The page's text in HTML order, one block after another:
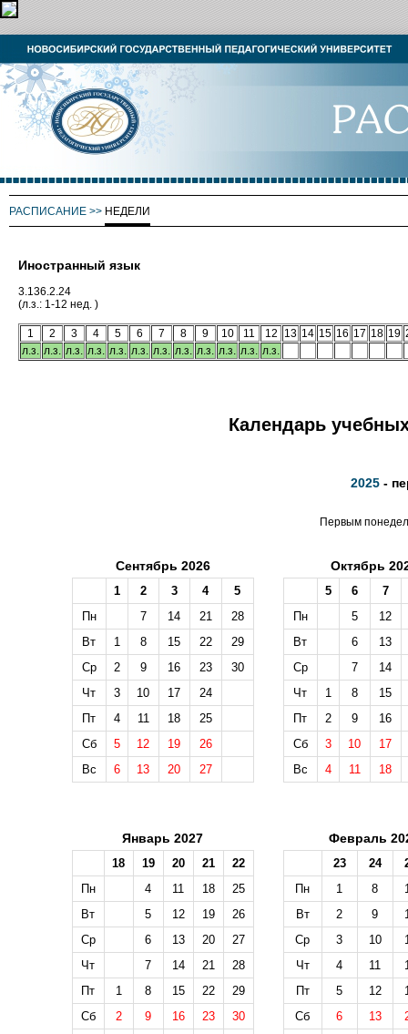
РАСПИСАНИЕ >> НЕДЕЛИ
Иностранный язык
3.136.2.24
(л.з.: 1-12 нед. )
1 2 3 4 5 6 7 8 9 10 11 12 13 14 15 16 17 18 19
л.з. л.з. л.з. л.з. л.з. л.з. л.з. л.з. л.з. л.з. л.з. л.з.
Календарь
2025 -
Первым
Сентябрь 2026
1 2 3 4
5
Пн
7 14 21
28
Вт
1 8 15 22
29
Ср
2 9 16 23
30
Чт
3 10 17
24
Пт
4 11 18
25
Сб
5 12 19
26
Вс
6 13 20 27
Октябрь
5 6
7
Пн
5
12
Вт
6
13
Ср
7
14
Чт
1 8
15
Пт
2 9
16
Сб
3 10
17
Вс
4 11 18
Январь 2027
18 19 20 21
22
Пн
4 11 18
25
Вт
5 12 19
26
Ср
6 13 20
27
Чт
7 14 21
28
Пт
1 8 15 22
29
Сб
2 9 16 23
30
Февраль
23 24
Пн
1 8
Вт
2 9
Ср
3 10
Чт
4 11
Пт
5 12
Сб
6 13